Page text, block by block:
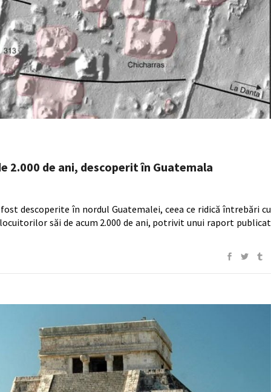
2.000 de ani, descoperit în Guatemala
descoperite în nordul Guatemalei, ceea ce ridică întrebări cu
săi de acum 2.000 de ani, potrivit unui raport publicat